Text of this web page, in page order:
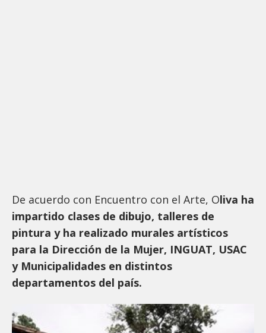
De acuerdo con Encuentro con el Arte, Oliva ha
impartido clases de dibujo, talleres de
pintura y ha realizado murales artísticos
para la Dirección de la Mujer, INGUAT, USAC
y Municipalidades en distintos
departamentos del país.